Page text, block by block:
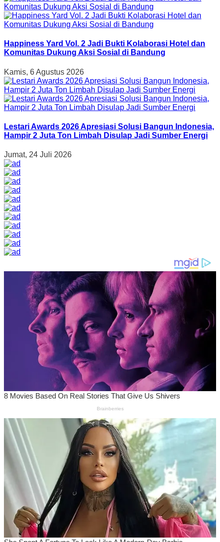
Happiness Yard Vol. 2 Jadi Bukti Kolaborasi Hotel dan
Komunitas Dukung Aksi Sosial di Bandung
Kamis, 6 Agustus 2026
Lestari Awards 2026 Apresiasi Solusi Bangun Indonesia,
Hampir 2 Juta Ton Limbah Disulap Jadi Sumber Energi
Jumat, 24 Juli 2026